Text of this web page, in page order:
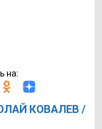
на:
КОВАЛЕВ /